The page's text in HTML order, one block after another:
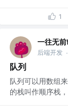
1
一往无
后端开发 ·
队列
队列可以用数组
的栈叫作顺序栈